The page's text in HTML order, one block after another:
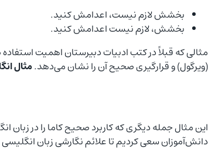
بخشش لازم نیست، اعدامش کنید.
بخشش، لازم نیست اعدامش کنید.
مثالی که قبلاً در کتب ادبیات دبیرستان اهمیت
(ویرگول) و قرارگیری صحیح آن را نشان می‌دهد.مثال
این مثال جمله دیگری که کاربرد صحیح کاما را در زبان
دانش‌آموزان سعی کردیم تا علائم نگارشی زبان انگلیسی